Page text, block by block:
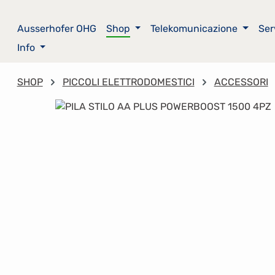
Ausserhofer OHG
Shop Telekomunicazione
Info
SHOP PICCOLI ELETTRODOMESTICI ACCESSORI
Salta la galleria di immagini